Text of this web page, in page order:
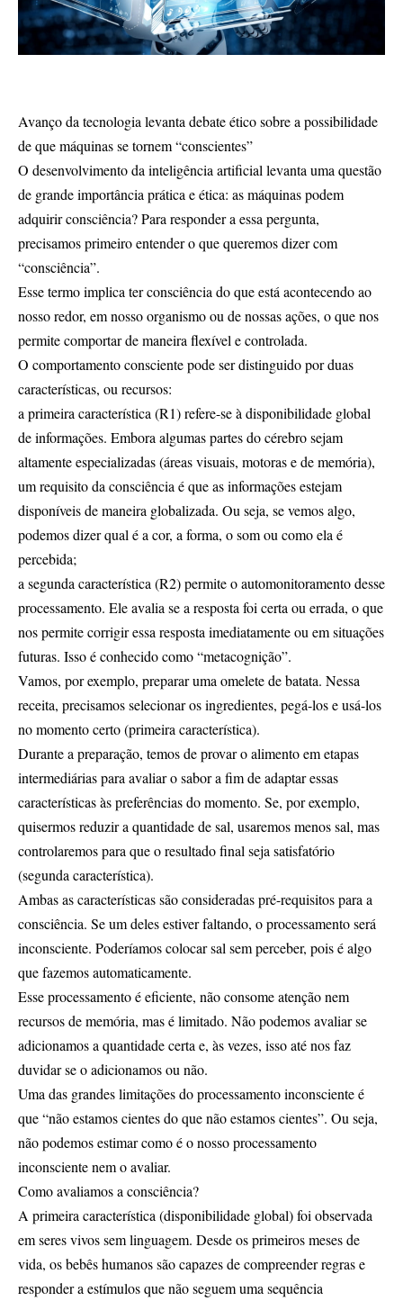
Avanço da tecnologia levanta debate ético sobre a possibilidade
de que máquinas se tornem “conscientes”
O desenvolvimento da inteligência artificial levanta uma questão
de grande importância prática e ética: as máquinas podem
adquirir consciência? Para responder a essa pergunta,
precisamos primeiro entender o que queremos dizer com
“consciência”.
Esse termo implica ter consciência do que está acontecendo ao
nosso redor, em nosso organismo ou de nossas ações, o que nos
permite comportar de maneira flexível e controlada.
O comportamento consciente pode ser distinguido por duas
características, ou recursos:
a primeira característica (R1) refere-se à disponibilidade global
de informações. Embora algumas partes do cérebro sejam
altamente especializadas (áreas visuais, motoras e de memória),
um requisito da consciência é que as informações estejam
disponíveis de maneira globalizada. Ou seja, se vemos algo,
podemos dizer qual é a cor, a forma, o som ou como ela é
percebida;
a segunda característica (R2) permite o automonitoramento desse
processamento. Ele avalia se a resposta foi certa ou errada, o que
nos permite corrigir essa resposta imediatamente ou em situações
futuras. Isso é conhecido como “metacognição”.
Vamos, por exemplo, preparar uma omelete de batata. Nessa
receita, precisamos selecionar os ingredientes, pegá-los e usá-los
no momento certo (primeira característica).
Durante a preparação, temos de provar o alimento em etapas
intermediárias para avaliar o sabor a fim de adaptar essas
características às preferências do momento. Se, por exemplo,
quisermos reduzir a quantidade de sal, usaremos menos sal, mas
controlaremos para que o resultado final seja satisfatório
(segunda característica).
Ambas as características são consideradas pré-requisitos para a
consciência. Se um deles estiver faltando, o processamento será
inconsciente. Poderíamos colocar sal sem perceber, pois é algo
que fazemos automaticamente.
Esse processamento é eficiente, não consome atenção nem
recursos de memória, mas é limitado. Não podemos avaliar se
adicionamos a quantidade certa e, às vezes, isso até nos faz
duvidar se o adicionamos ou não.
Uma das grandes limitações do processamento inconsciente é
que “não estamos cientes do que não estamos cientes”. Ou seja,
não podemos estimar como é o nosso processamento
inconsciente nem o avaliar.
Como avaliamos a consciência?
A primeira característica (disponibilidade global) foi observada
em seres vivos sem linguagem. Desde os primeiros meses de
vida, os bebês humanos são capazes de compreender regras e
responder a estímulos que não seguem uma sequência